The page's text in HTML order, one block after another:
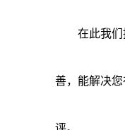
在此我们推
善，能解决